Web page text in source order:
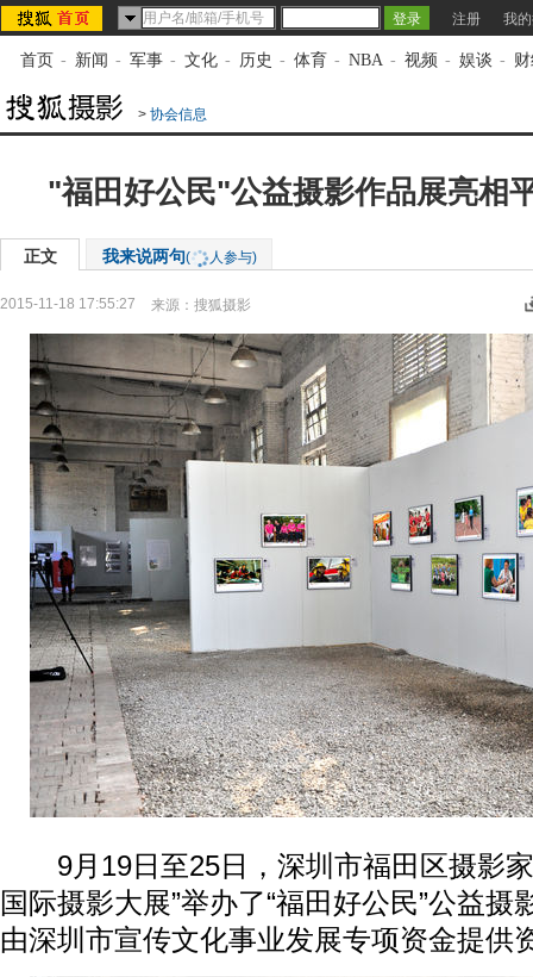
注册 我
首页 - 新闻 - 军事 - 文化 - 历史 - 体育 - NBA - 视频 - 娱谈 -
> 协会信息
"福田好公民"公益摄影作品展亮相
正文 我来说两句( 人参与)
2015-11-18 17:55:27 来源： 搜狐摄影
9月19日至25日，深圳市福田区摄影家
国际摄影大展”举办了“福田好公民”公益摄
由深圳市宣传文化事业发展专项资金提供